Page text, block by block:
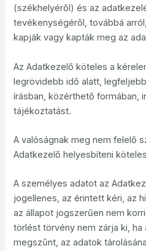
(székhelyéről) és az
tevékenységéről, továbbá
kapják vagy kapták meg az
Az Adatkezelő köteles a
legrövidebb idő alatt,
írásban, közérthető formában,
tájékoztatást.
A valóságnak meg nem felelő
Adatkezelő helyesbíteni
A személyes adatot az
jogellenes, az érintett kéri, az
az állapot jogszerűen nem
törlést törvény nem zárja ki,
megszűnt, az adatok